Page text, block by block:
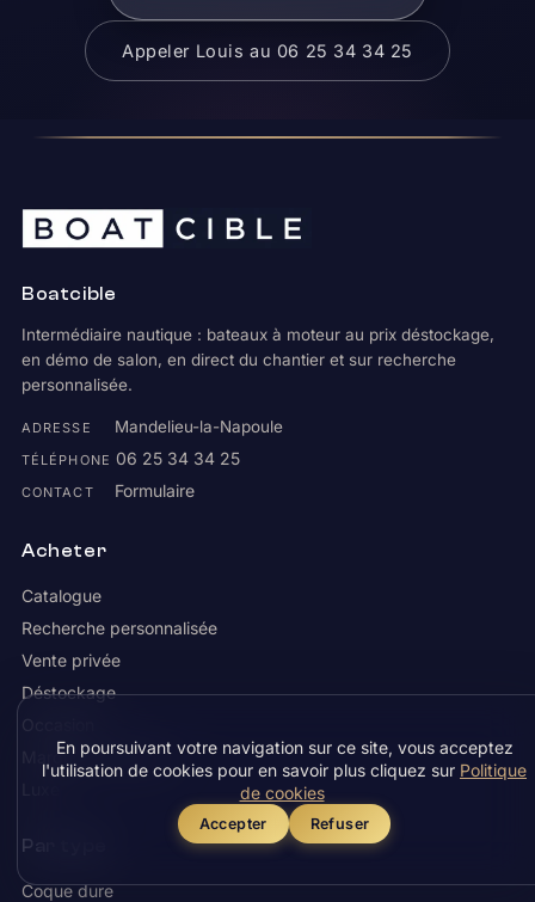
En poursuivant votre navigation sur ce site, vous acceptez
l'utilisation de cookies pour en savoir plus cliquez sur Politique
de cookies
Accepter Refuser
Appeler Louis au 06 25 34 34 25
Boatcible
Intermédiaire nautique : bateaux à moteur au prix déstockage,
en démo de salon, en direct du chantier et sur recherche
personnalisée.
ADRESSE Mandelieu-la-Napoule
TÉLÉPHONE 06 25 34 34 25
CONTACT Formulaire
Acheter
Catalogue
Recherche personnalisée
Vente privée
Déstockage
Occasion
Marques exclusives
Par type
Coque dure